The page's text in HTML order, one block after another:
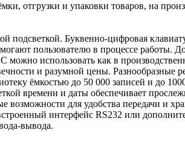
отгрузки и упаковки товаров, на
подсветкой. Буквенно-цифровая
пользователю в процессе работы.
использовать как в
и разумной цены. Разнообразные
ёмкостью до 50 000 записей и до
времени и даты обеспечивает
возможности для удобства передачи и
интерфейс RS232 или
вывода.